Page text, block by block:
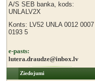
A/S SEB banka, kods:
UNLALV2X
Konts: LV52 UNLA 0012 0007
0193 5
e-pasts:
lutera.draudze@inbox.lv
Ziedojumi